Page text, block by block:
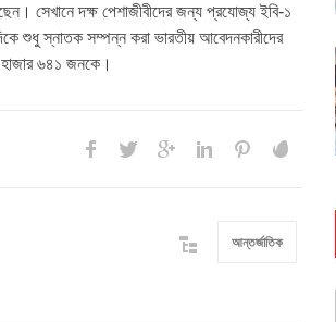
সেখানে দক্ষ পেশাজীবীদের জন্য প্রযোজ্য ইবি-১
শুধু স্নাতক সম্পন্ন করা ভারতীয় আবেদনকারীদের
৬৪১ জনকে।
আন্তর্জাতিক